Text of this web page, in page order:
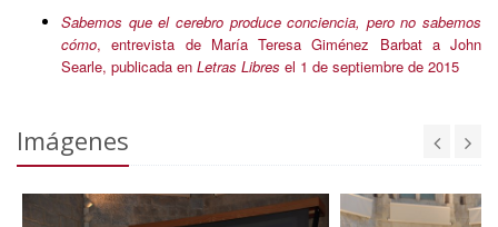
Sabemos que el cerebro produce conciencia, pero no sabemos
cómo, entrevista de María Teresa Giménez Barbat a John
Searle, publicada en Letras Libres el 1 de septiembre de 2015
Imágenes